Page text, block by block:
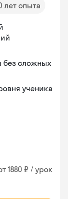
лет опыта
без сложных
ученика
1880 ₽ / урок